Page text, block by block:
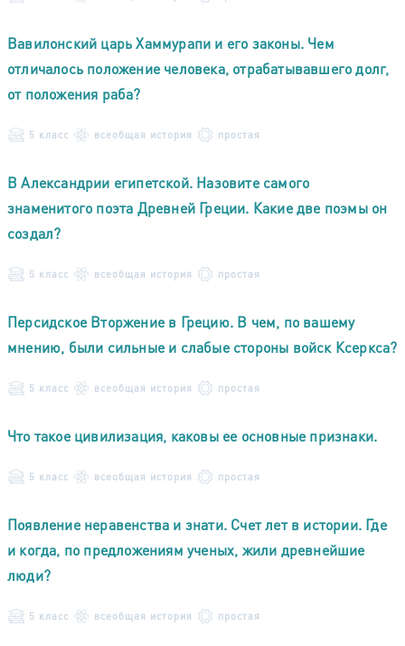
Вавилонский царь Хаммурапи и его законы. Чем
отличалось положение человека, отрабатывавшего долг,
от положения раба?
5 класс всеобщая история простая
В Александрии египетской. Назовите самого
знаменитого поэта Древней Греции. Какие две поэмы он
создал?
5 класс всеобщая история простая
Персидское Вторжение в Грецию. В чем, по вашему
мнению, были сильные и слабые стороны войск Ксеркса?
5 класс всеобщая история простая
Что такое цивилизация, каковы ее основные признаки.
5 класс всеобщая история простая
Появление неравенства и знати. Счет лет в истории. Где
и когда, по предложениям ученых, жили древнейшие
люди?
5 класс всеобщая история простая